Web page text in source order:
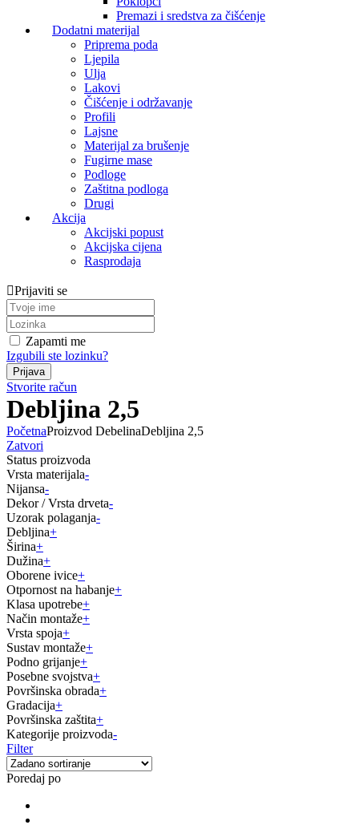
Premazi i sredstva za čišćenje
Dodatni materijal
Priprema poda
Ljepila
Ulja
Lakovi
Čišćenje i održavanje
Profili
Lajsne
Materijal za brušenje
Fugirne mase
Podloge
Zaštitna podloga
Drugi
Akcija
Akcijski popust
Akcijska cijena
Rasprodaja
Prijaviti se
Zapamti me
Izgubili ste lozinku?
Stvorite račun
Debljina 2,5
PočetnaProizvod DebelinaDebljina 2,5
Zatvori
Status proizvoda
Vrsta materijala-
Nijansa-
Dekor / Vrsta drveta-
Uzorak polaganja-
Debljina+
Širina+
Dužina+
Oborene ivice+
Otpornost na habanje+
Klasa upotrebe+
Način montaže+
Vrsta spoja+
Sustav montaže+
Podno grijanje+
Posebne svojstva+
Površinska obrada+
Gradacija+
Površinska zaštita+
Kategorije proizvoda-
Filter
Poredaj po